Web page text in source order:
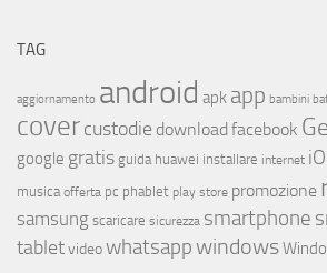
TAG
aggiornamento android apk app bambini
covercustodie download facebook
google gratis guida huawei installare internet
musica offerta pc phablet play store promozione
samsungscaricare sicurezza smartphone
tabletvideowhatsappwindows